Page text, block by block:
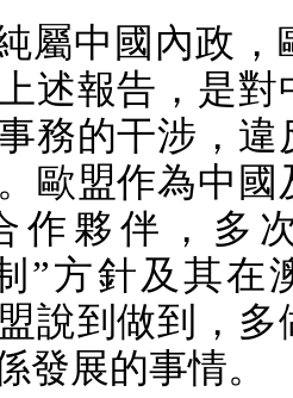
屬中國內政，
述報告，是對
務的干涉，違
歐盟作為中國
作夥伴，多
”方針及其在
說到做到，多
發展的事情。